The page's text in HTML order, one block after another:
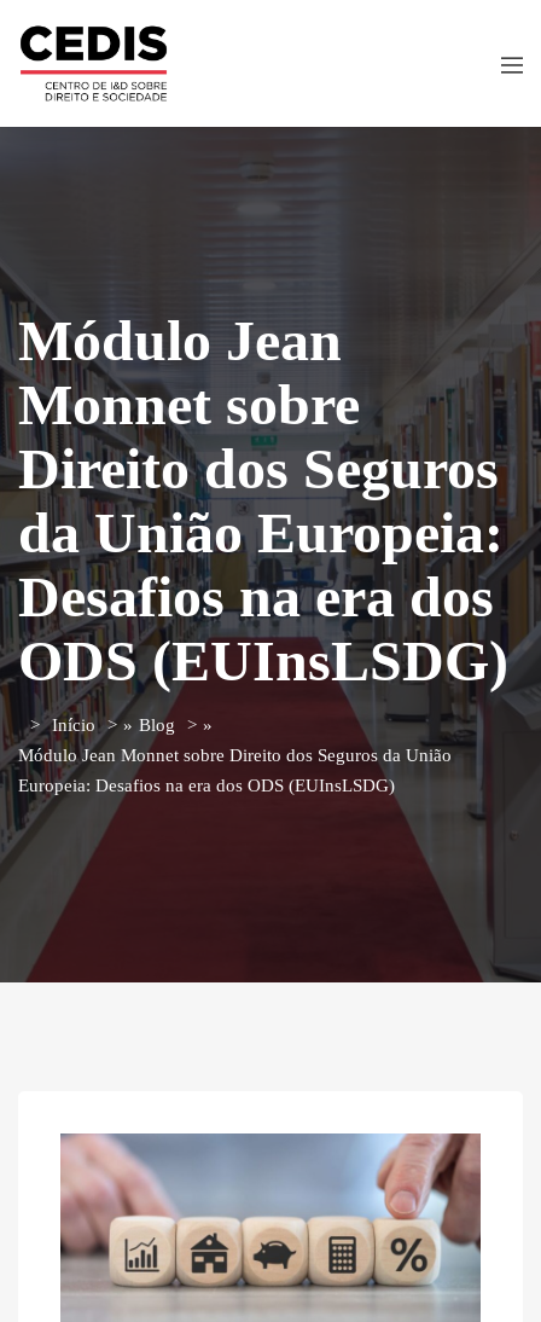
Módulo Jean
Monnet sobre
Direito dos Seguros
da União Europeia:
Desafios na era dos
ODS (EUInsLSDG)
Início » Blog
»
Módulo Jean Monnet sobre Direito dos Seguros da União
Europeia: Desafios na era dos ODS (EUInsLSDG)